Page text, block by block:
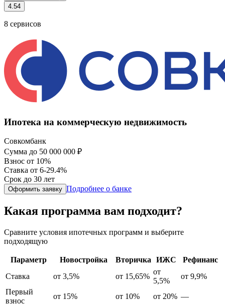
4.54
8 сервисов
Ипотека на коммерческую недвижимость
Совкомбанк
Сумма до 50 000 000 ₽
Взнос от 10%
Ставка от 6-29.4%
Срок до 30 лет
Оформить заявку Подробнее о банке
Какая программа вам подходит?
Сравните условия ипотечных программ и выберите
подходящую
Параметр Новостройка Вторичка ИЖС
Рефинанс
Ставка
от 3,5% от 15,65%
от
5,5%
от 9,9%
Первый
взнос
от 15% от 10% от 20% —